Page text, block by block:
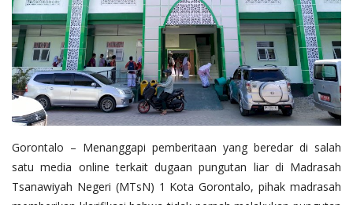
Gorontalo – Menanggapi pemberitaan yang beredar di salah
satu media online terkait dugaan pungutan liar di Madrasah
Tsanawiyah Negeri (MTsN) 1 Kota Gorontalo, pihak madrasah